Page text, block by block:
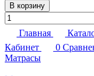
В корзину
Главная
Кабинет
0
Матрасы